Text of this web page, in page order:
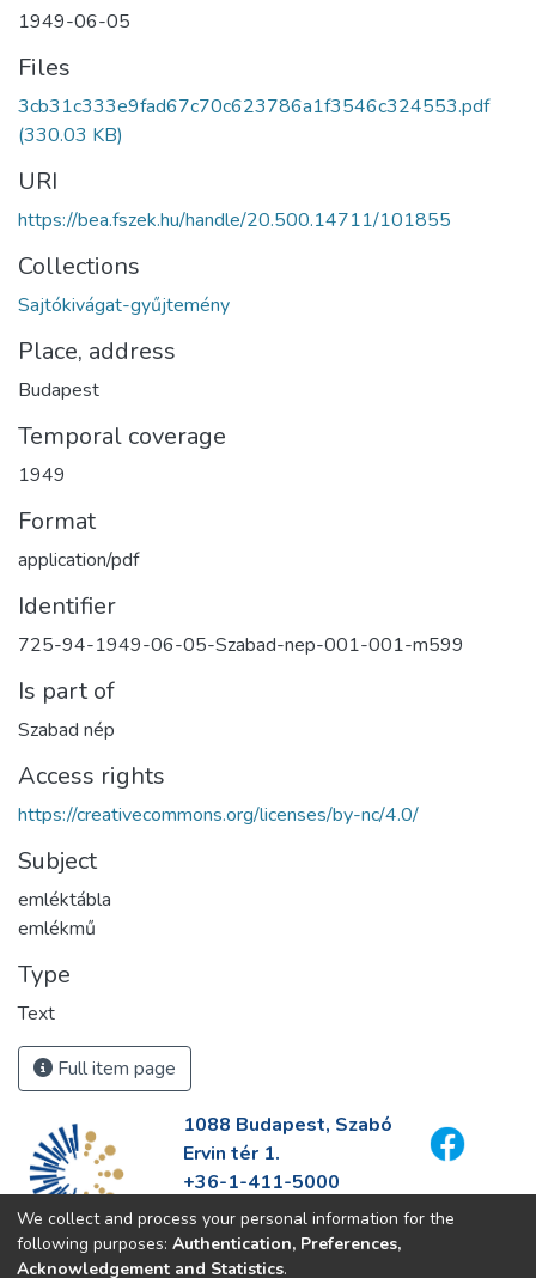
1949-06-05
Files
3cb31c333e9fad67c70c623786a1f3546c324553.pdf
(330.03 KB)
URI
https://bea.fszek.hu/handle/20.500.14711/101855
Collections
Sajtókivágat-gyűjtemény
Place, address
Budapest
Temporal coverage
1949
Format
application/pdf
Identifier
725-94-1949-06-05-Szabad-nep-001-001-m599
Is part of
Szabad nép
Access rights
https://creativecommons.org/licenses/by-nc/4.0/
Subject
emléktábla
emlékmű
Type
Text
Full item page
1088 Budapest, Szabó
Ervin tér 1.
+36-1-411-5000
info@fszek.hu
https://fszek.hu
We collect and process your personal information for the
following purposes: Authentication, Preferences,
Acknowledgement and Statistics.